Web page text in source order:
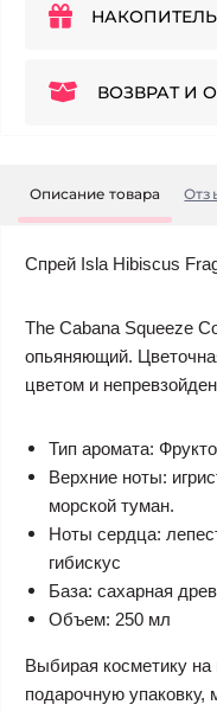
ВОЗВРАТ И
Описание товара
Спрей Isla Hibiscus
The Cabana Squeeze
опьяняющий.
цветом и
Тип аромата:
Верхние ноты:
морской туман.
Ноты сердца:
гибискус
База: сахарная
Объем: 250 мл
Выбирая косметику
подарочную